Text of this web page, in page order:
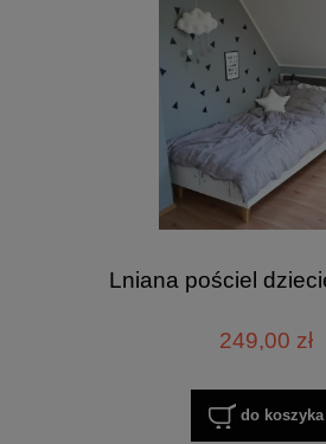
Lniana pościel
249,00 zł
do koszyka